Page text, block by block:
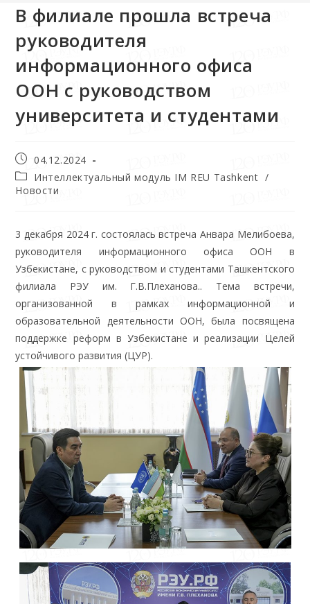
В филиале прошла встреча
руководителя
информационного офиса
ООН с руководством
университета и студентами
04.12.2024
Интеллектуальный модуль IM REU Tashkent /
Новости
3 декабря 2024 г. состоялась встреча Анвара Мелибоева,
руководителя информационного офиса ООН в
Узбекистане, с руководством и студентами Ташкентского
филиала РЭУ им. Г.В.Плеханова.. Тема встречи,
организованной в рамках информационной и
образовательной деятельности ООН, была посвящена
поддержке реформ в Узбекистане и реализации Целей
устойчивого развития (ЦУР).